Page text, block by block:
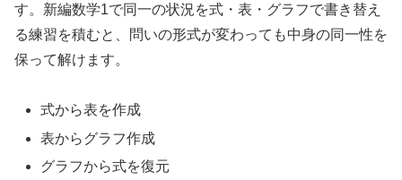
す。新編数学1で同一の状況を式・表・グラフで書き替え
る練習を積むと、問いの形式が変わっても中身の同一性を
保って解けます。
式から表を作成
表からグラフ作成
グラフから式を復元